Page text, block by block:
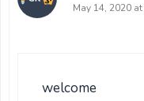
May 14, 2020
welcome